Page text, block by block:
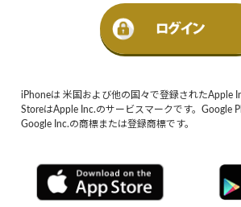
iPhoneは 米国および他の国々で登録されたApple
StoreはApple Inc.のサービスマークです。Google
Google Inc.の商標または登録商標です。